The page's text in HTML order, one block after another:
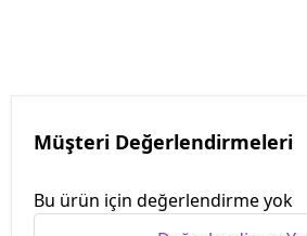
Müşteri Değerlendirmeleri
Bu ürün için değerlendirme yok